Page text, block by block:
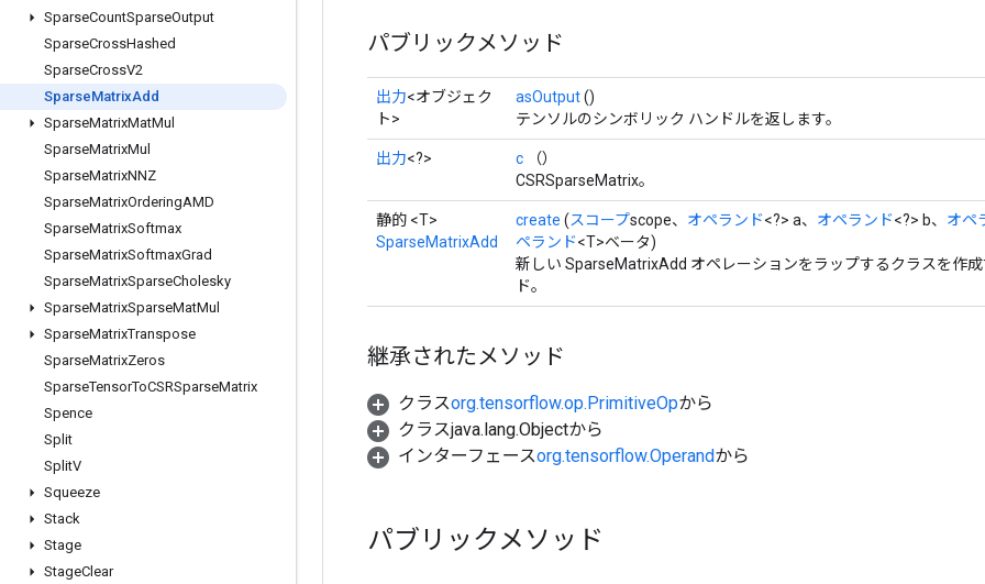
SparseCountSparseOutput
SparseCrossHashed
SparseCrossV2
SparseMatrixAdd
SparseMatrixMatMul
SparseMatrixMul
SparseMatrixNNZ
SparseMatrixOrderingAMD
SparseMatrixSoftmax
SparseMatrixSoftmaxGrad
SparseMatrixSparseCholesky
SparseMatrixSparseMatMul
SparseMatrixTranspose
SparseMatrixZeros
SparseTensorToCSRSparseMatrix
Spence
Split
SplitV
Squeeze
Stack
Stage
StageClear
パブリックメソッド
出力<オブジェク
ト>
asOutput()
テンソルのシンボリック ハンドルを返します。
出力<?> c （）
CSRSparseMatrix。
静的 <T>
SparseMatrixAdd
create (スコープscope、 オペランド<?> a、 オペランド<?> b、 オペ
ペランド<T>ベータ)
新しい SparseMatrixAdd オペレーションをラップするクラスを作
ド。
継承されたメソッド
クラスorg.tensorflow.op.PrimitiveOpから
クラスjava.lang.Objectから
インターフェースorg.tensorflow.Operandから
パブリックメソッド